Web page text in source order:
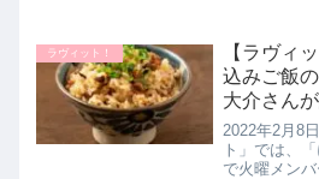
のほか、お
を教えてく
ラヴィット！
【ラヴィ
込みご飯
大介さん
月8日
2022年2月8
ト」では、
で火曜メンバ